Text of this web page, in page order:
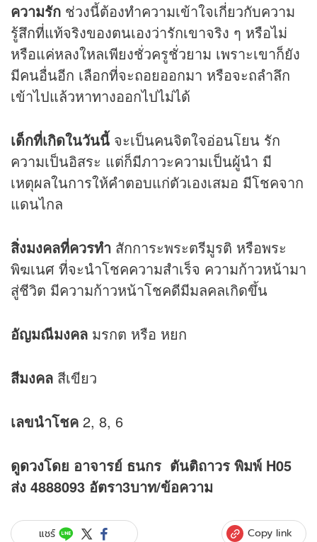
ความรัก ช่วงนี้ต้องทำความเข้าใจเกี่ยวกับความ
รู้สึกที่แท้จริงของตนเองว่ารักเขาจริง ๆ หรือไม่
หรือแค่หลงใหลเพียงชั่วครูชั่วยาม เพราะเขาก็ยัง
มีคนอื่นอีก เลือกที่จะถอยออกมา หรือจะถลำลึก
เข้าไปแล้วหาทางออกไปไม่ได้
เด็กที่เกิดในวันนี้ จะเป็นคนจิตใจอ่อนโยน รัก
ความเป็นอิสระ แต่ก็มีภาวะความเป็นผู้นำ มี
เหตุผลในการให้คำตอบแก่ตัวเองเสมอ มีโชคจาก
แดนไกล
สิ่งมงคลที่ควรทำ สักการะพระตรีมูรติ หรือพระ
พิฆเนศ ที่จะนำโชคความสำเร็จ ความก้าวหน้ามา
สู่ชีวิต มีความก้าวหน้าโชคดีมีมลคลเกิดขึ้น
อัญมณีมงคล มรกต หรือ หยก
สีมงคล สีเขียว
เลขนำโชค 2, 8, 6
ดูดวงโดย อาจารย์ ธนกร ตันติถาวร พิมพ์ H05
ส่ง 4888093 อัตรา3บาท/ข้อความ
แชร์ Copy link